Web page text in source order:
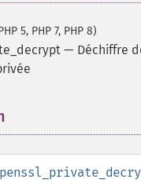
5, PHP 7, PHP 8)
— Déchiffre